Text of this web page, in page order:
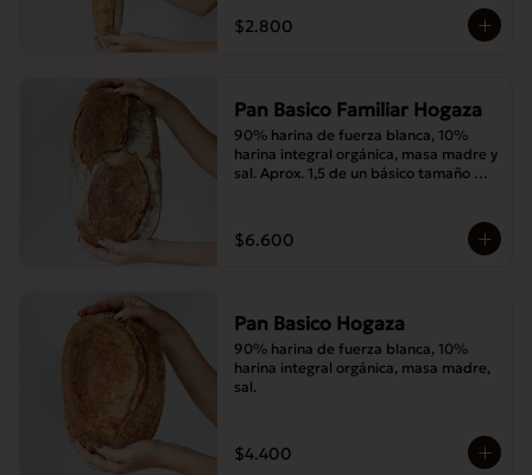
$2.800
Pan Basico Familiar Hogaza
90% harina de fuerza blanca, 10%
harina integral orgánica, masa madre y
sal. Aprox. 1,5 de un básico tamaño
$6.600
Pan Basico Hogaza
90% harina de fuerza blanca, 10%
harina integral orgánica, masa madre,
sal.
$4.400